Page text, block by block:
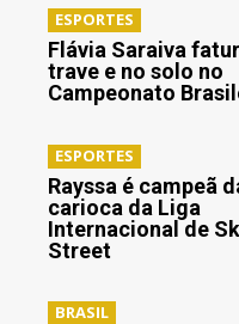
ESPORTES
Flávia Saraiva
trave e no solo no
Campeonato
ESPORTES
Rayssa é campeã
carioca da Liga
Internacional de
Street
BRASIL